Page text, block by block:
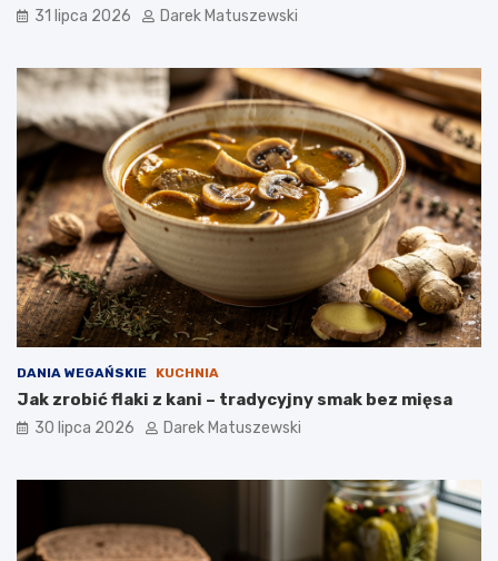
31 lipca 2026 Darek Matuszewski
DANIA WEGAŃSKIE KUCHNIA
Jak zrobić flaki z kani – tradycyjny smak bez mięsa
30 lipca 2026 Darek Matuszewski